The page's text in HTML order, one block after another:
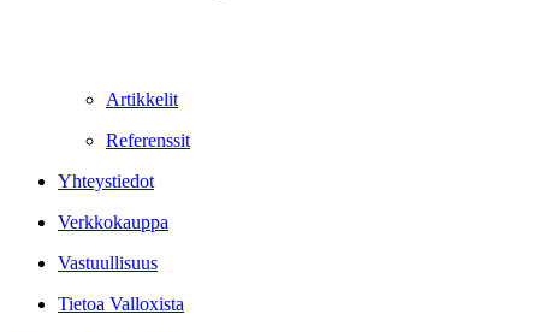
Artikkelit
Referenssit
Yhteystiedot
Verkkokauppa
Vastuullisuus
Tietoa Valloxista